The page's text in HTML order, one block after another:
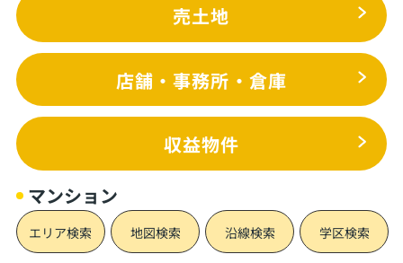
売土地
店舗・事務所・倉庫
収益物件
マンション
エリア検索 地図検索 沿線検索 学区検索